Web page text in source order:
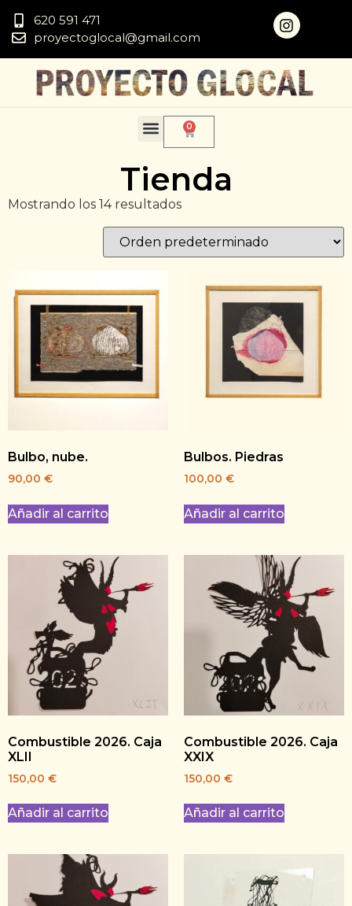
620 591 471
proyectoglocal@gmail.com
0
Tienda
Mostrando los 14 resultados
Bulbo, nube.
90,00 €
Añadir al carrito
Bulbos. Piedras
100,00 €
Añadir al carrito
Combustible 2026. Caja
XLII
150,00 €
Añadir al carrito
Combustible 2026. Caja
XXIX
150,00 €
Añadir al carrito